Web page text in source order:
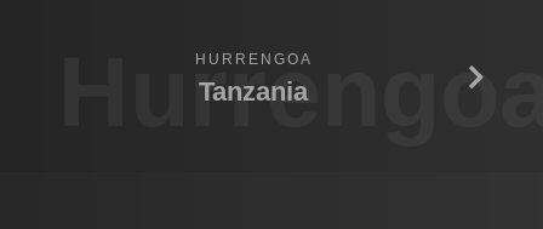
HURRENGOA
Tanzania